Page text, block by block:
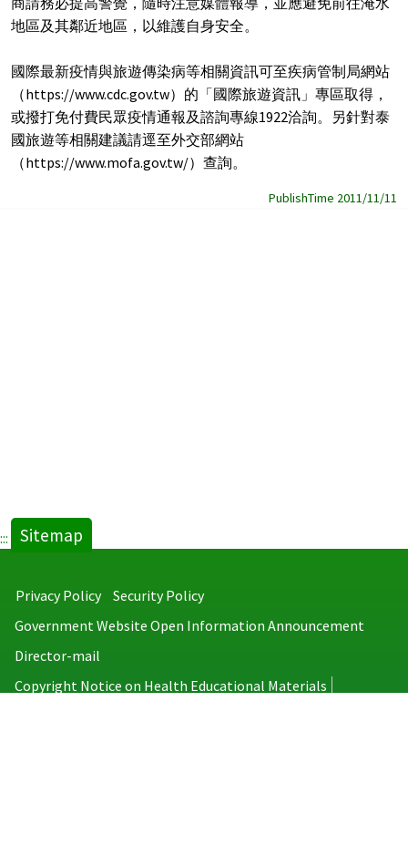
地區及其鄰近地區，以維護自身安全。
國際最新疫情與旅遊傳染病等相關資訊可至疾病管制局網站
（https://www.cdc.gov.tw）的「國際旅遊資訊」專區取得，
或撥打免付費民眾疫情通報及諮詢專線1922洽詢。另針對泰
國旅遊等相關建議請逕至外交部網站
（https://www.mofa.gov.tw/）查詢。
PublishTime 2011/11/11
::: Sitemap
Privacy Policy
Security Policy
Government Website Open Information Announcement
Director-mail
Copyright Notice on Health Educational Materials